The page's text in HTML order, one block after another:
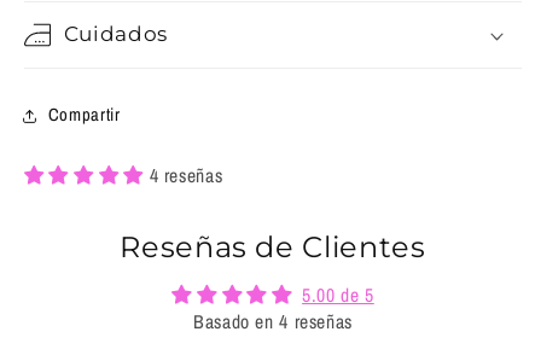
Cuidados
Compartir
4 reseñas
Reseñas de Clientes
5.00 de 5
Basado en 4 reseñas